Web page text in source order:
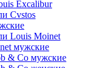
Excalibur
Cvstos
Louis Moinet
мужские
& Co мужские